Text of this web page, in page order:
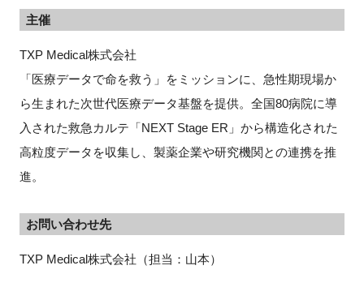
主催
TXP Medical株式会社
「医療データで命を救う」をミッションに、急性期現場か
ら生まれた次世代医療データ基盤を提供。全国80病院に導
入された救急カルテ「NEXT Stage ER」から構造化された
高粒度データを収集し、製薬企業や研究機関との連携を推
進。
お問い合わせ先
TXP Medical株式会社（担当：山本）